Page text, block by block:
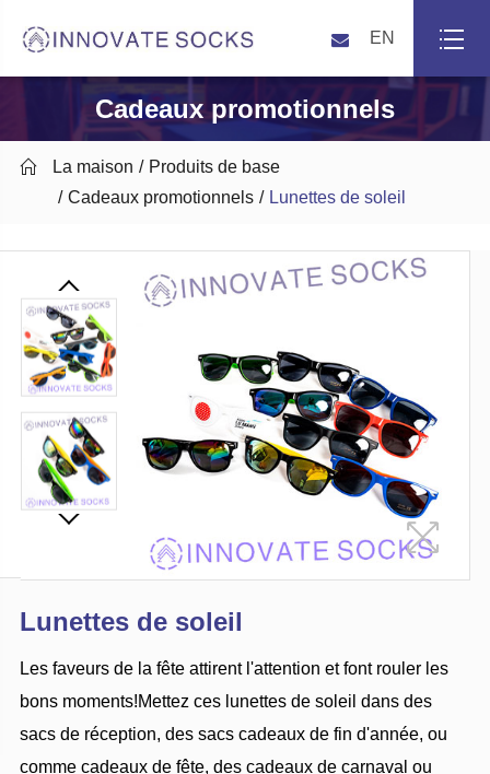
EN
Cadeaux promotionnels
 La maison
Produits de base
Cadeaux promotionnels
Lunettes de soleil
Lunettes de soleil
Les faveurs de la fête attirent l'attention et font rouler les
bons moments!Mettez ces lunettes de soleil dans des
sacs de réception, des sacs cadeaux de fin d'année, ou
comme cadeaux de fête, des cadeaux de carnaval ou